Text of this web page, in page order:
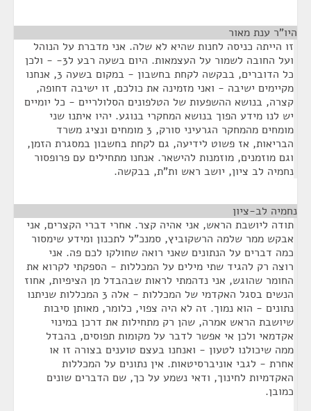
היו"ר ענת מאור
זו הייתה כניסה לחנות שהיא לא שלה. אני מדברת על הנוהל
ועל החובה לשמור על העצמאות. היום בשעה רבע ל3- - ולכן
כל הדוברים, בבקשה לקחת בחשבון - במקום בשעה 3, אנחנו
מקיימים ישיבה - ואני מזמינה את כולכם, זו ישיבה דחופה,
קצרה, בנושא ההשפעות של הטלפונים הסלולריים - כל יומיים
יש לנו מידע הפוך בנושא המחקרי בנוגע. יהיו איתנו שני
מומחים מהמחקר הגרעיני סורק, 3 מומחים ונציג משרד
הבריאות, אז פשוט לידיעה, גם לקחת בחשבון במסגרת הזמן,
וגם מוזמנים, מוזמנות להישאר. אנחנו מתחילים עם פרופסור
נחמיה לב ציון, יושב ראש ות"ת, בבקשה.
נחמיה לב-ציון
תודה ליושבת הראש, אני אהיה קצר. אחרי דברי הקצרים, אני
אבקש ממר שלמה הרשקוביץ, סמנכ"ל לתכנון ומידע שימסור
כמה דברים על הנתונים שאני רואה שחולקו לכם פה. אני
רוצה רק להגיד שתי מילים על המכללות - הספקתי לקרוא את
החומר שהוגש, אני נדהמתי לראות שבהבדל מן הציפיות, אחוז
הנשים בסגל האקדמי של המכללות - אלה 3 המכללות שניתנו
נתונים - הוא נמוך. זה לא היה צפוי, כלומר, מאותן סיבות
שיושבת הראש אמרה, שהן רק מתחילות את דרכן במינוי
אקדמאי ולכן אי אפשר לדבר על מקומות תפוסים, בהבדל
ממה שיכולנו לטעון - ואנחנו בעצם טוענים בצורה זו או
אחרת - לגבי אוניברסיטאות. אין נתונים על המכללות
האקדמיות לחינוך, ודאי נשמע על כך, שם הדברים שונים
כמובן.